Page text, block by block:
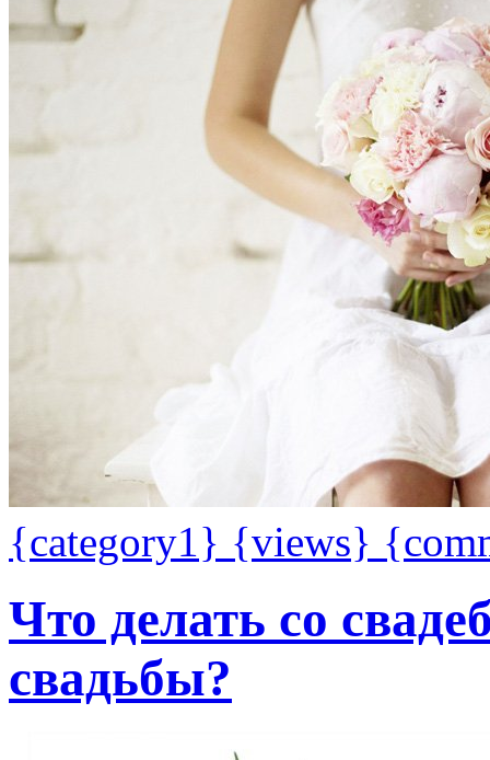
{category1} {views}
Что делать со
свадьбы?